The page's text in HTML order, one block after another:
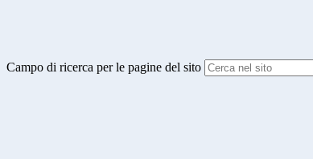
Campo di ricerca per le pagine del sito